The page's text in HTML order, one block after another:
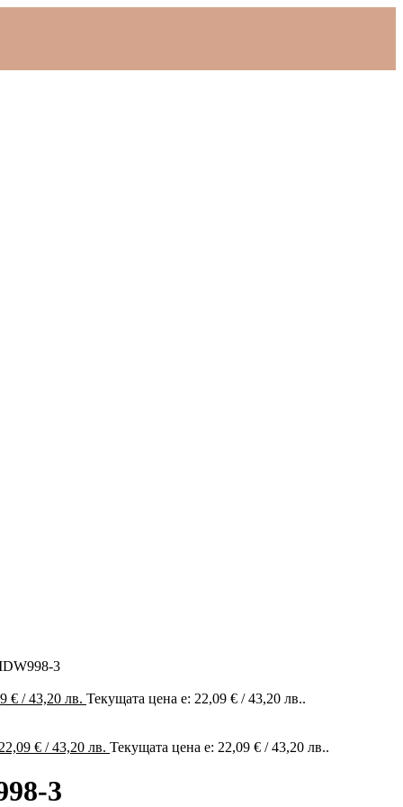
3
€ / 43,20 лв. Текущата цена е: 22,09 € / 43,20 лв..
22,09 € / 43,20 лв. Текущата цена е: 22,09 € / 43,20 лв..
3